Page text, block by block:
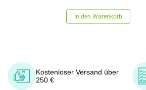
In den Warenkorb
Kostenloser Versand über
250 €